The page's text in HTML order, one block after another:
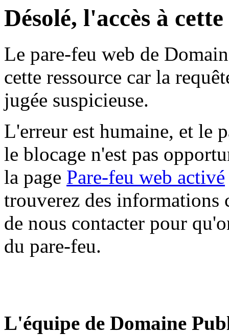
Désolé, l'accès à
Le pare-feu web de
cette ressource car la
jugée suspicieuse.
L'erreur est humaine, et le
le blocage n'est pas
la page Pare-feu web activé
trouverez des informations
de nous contacter pour
du pare-feu.
L'équipe de Domaine